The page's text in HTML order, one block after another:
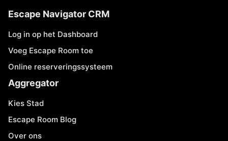
Escape Navigator CRM
Log in op het Dashboard
Voeg Escape Room toe
Online reserveringssysteem
Aggregator
Kies Stad
Escape Room Blog
Over ons